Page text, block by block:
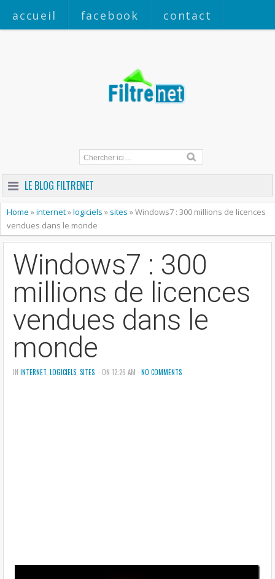
accueil facebook contact
LE BLOG FILTRENET
Home »internet»logiciels » sites »Windows7 : 300 millions de licences
vendues dans le monde
Windows7 : 300
millions de licences
vendues dans le
monde
IN INTERNET LOGICIELS SITES - ON 12:26 AM -NO COMMENTS